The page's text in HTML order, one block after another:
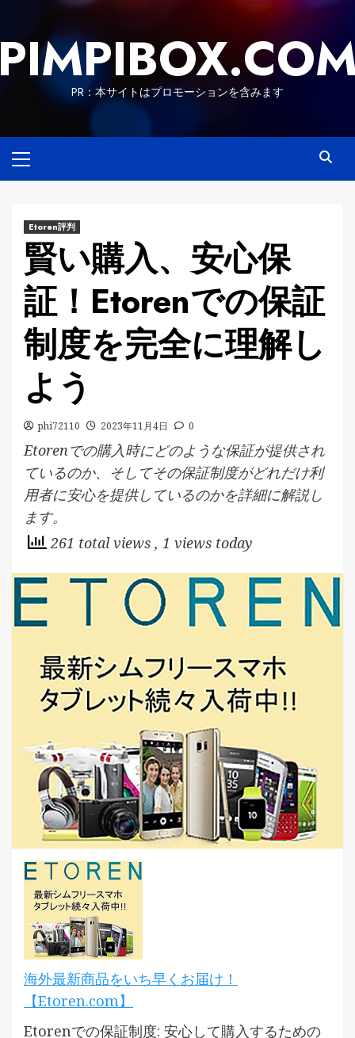
content
PR：本サイトはプロモーションを含みます
Menu
Etoren評判
賢い購入、安心保
証！Etorenでの保証
制度を完全に理解し
よう
phi72110 2023年11月4日 0
Etorenでの購入時にどのような保証が提供され
ているのか、そしてその保証制度がどれだけ利
用者に安心を提供しているのかを詳細に解説し
ます。
261 total views , 1 views today
海外最新商品をいち早くお届け！
【Etoren.com】
Etorenでの保証制度: 安心して購入するための